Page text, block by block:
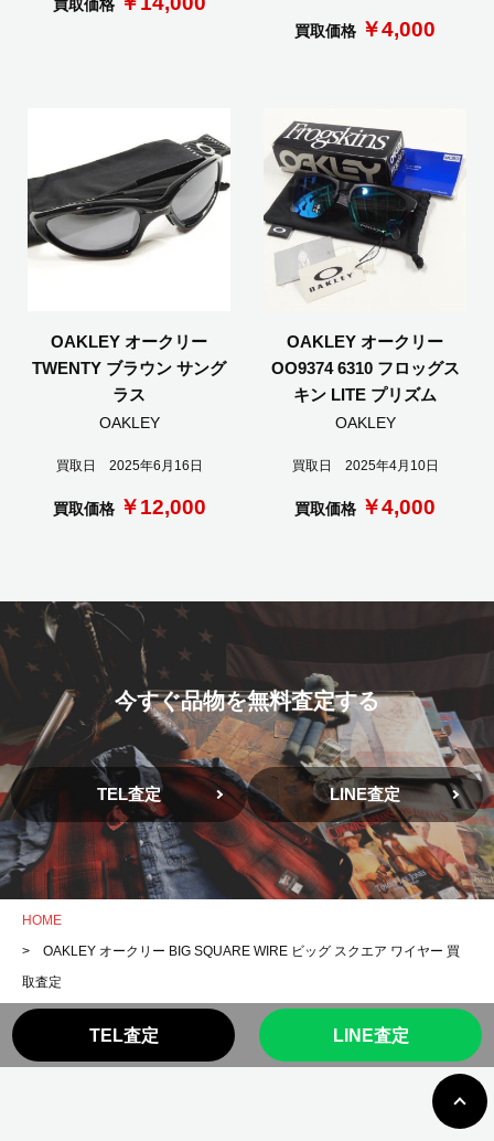
買取価格
買取価格 ￥4,000
OAKLEY オークリー
TWENTY ブラウン サング
ラス
OAKLEY
買取日 2025年6月16日
買取価格 ￥12,000
OAKLEY オークリー
OO9374 6310 フロッグス
キン LITE プリズム
OAKLEY
買取日 2025年4月10日
買取価格 ￥4,000
今すぐ品物を無料査定する
TEL査定 LINE査定
HOME
> OAKLEY オークリー BIG SQUARE WIRE ビッグ スクエア ワイヤー 買
取査定
TEL査定 LINE査定